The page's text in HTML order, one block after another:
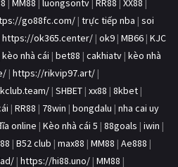
| MM88 | luongsontv | RR88 | XX88 |
go88fc.com/ | trực tiếp nba | soi
https://ok365.center/ | ok9 | MB66 | KJC
kèo nhà cái | bet88 | cakhiatv | kèo nhà
| https://rikvip97.art/ |
| SHBET | xx88 | 8kbet |
| RR88 | 78win | bongdalu | nha cai uy
online | Kèo nhà cái 5 | 88goals | iwin |
| B52 club | max88 | MM88 | Ae888 |
| https://hi88.uno/ | MM88 |